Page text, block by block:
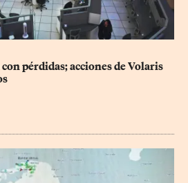
pérdidas; acciones de Volaris